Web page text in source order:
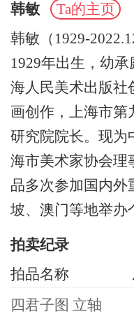
韩敏
Ta的主页
韩敏（1929-
1929年出生，幼
海人民美术出版社
画创作，上海市第
研究院院长。现为
海市美术家协会理
品多次参加国内外
坡、澳门等地举办
拍卖纪录
拍品名称
四君子图 立轴